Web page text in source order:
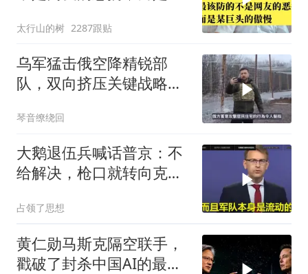
太行山的树 2287跟贴
乌军猛击俄空降精锐部
队，双向挤压关键战略支
琴音缭绕回
大鹅退伍兵喊话普京：不
给解决，枪口就转向克里
占领了思想
黄仁勋马斯克隔空联手，
戳破了封杀中国AI的最大